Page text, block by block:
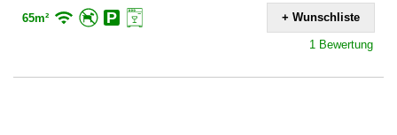
65m² + Wunschliste
1 Bewertung